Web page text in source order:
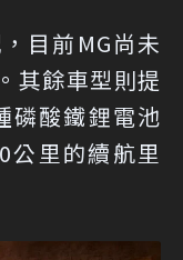
目前MG尚未
其餘車型則提
磷酸鐵鋰電池
公里的續航里